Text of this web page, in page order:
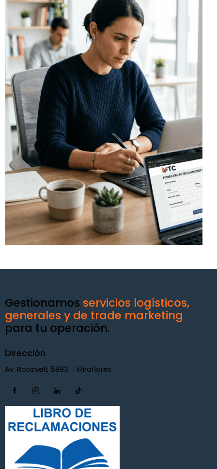
Gestionamos servicios logísticos,
generales y de trade marketing
para tu operación.
Dirección
Av. Roosvelt 5893 – Miraflores